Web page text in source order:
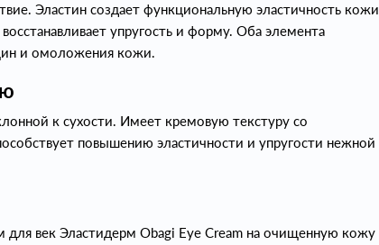
Эластин создает функциональную эластичность кожи
упругость и форму. Оба элемента
и омоложения кожи.
к сухости. Имеет кремовую текстуру со
повышению эластичности и упругости нежной
для век Эластидерм Obagi Eye Cream на очищенную кожу